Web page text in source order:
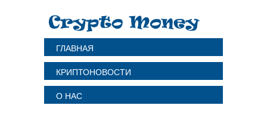
ГЛАВНАЯ
КРИПТОНОВОСТИ
О НАС